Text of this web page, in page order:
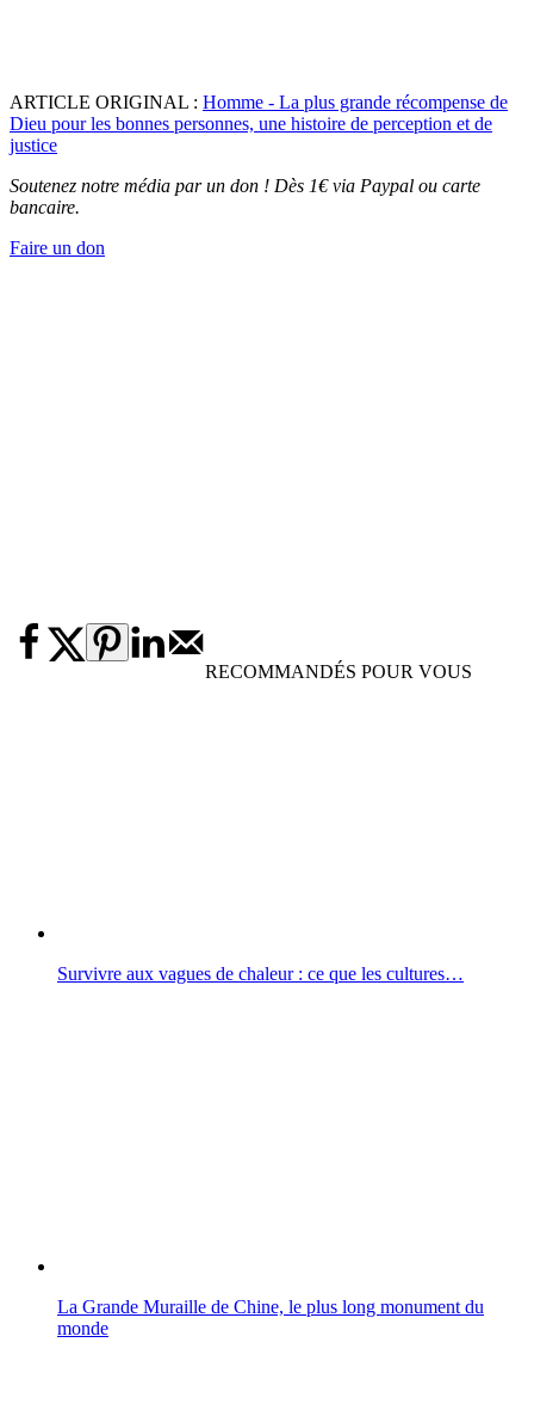
ARTICLE ORIGINAL : Homme - La plus grande récompense de
Dieu pour les bonnes personnes, une histoire de perception et de
justice
Soutenez notre média par un don ! Dès 1€ via Paypal ou carte
bancaire.
Faire un don
RECOMMANDÉS POUR VOUS
Survivre aux vagues de chaleur : ce que les cultures…
La Grande Muraille de Chine, le plus long monument du
monde